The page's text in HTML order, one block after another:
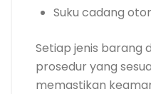
Suku cadang
Setiap jenis barang
prosedur yang
memastikan